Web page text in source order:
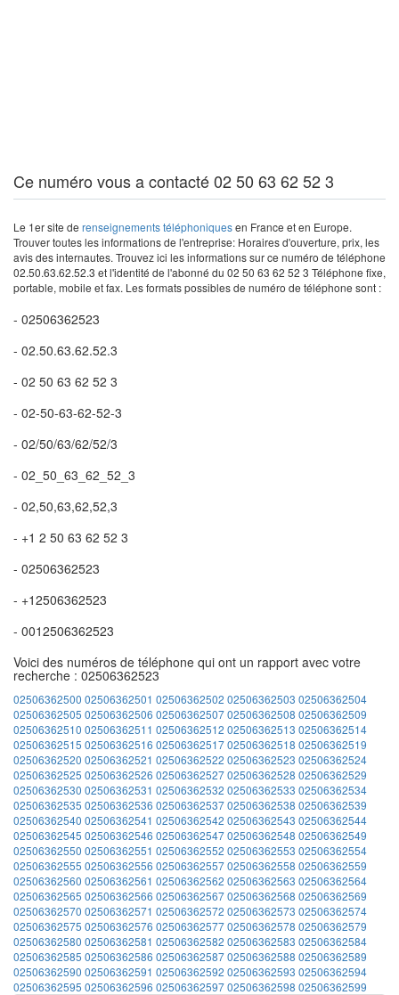
Ce numéro vous a contacté 02 50 63 62 52 3
Le 1er site de renseignements téléphoniquesen France et en Europe.
Trouver toutes les informations de l'entreprise: Horaires d'ouverture, prix, les
avis des internautes. Trouvez ici les informations sur ce numéro de téléphone
02.50.63.62.52.3 et l'identité de l'abonné du 02 50 63 62 52 3 Téléphone fixe,
portable, mobile et fax. Les formats possibles de numéro de téléphone sont :
- 02506362523
- 02.50.63.62.52.3
- 02 50 63 62 52 3
- 02-50-63-62-52-3
- 02/50/63/62/52/3
- 02_50_63_62_52_3
- 02,50,63,62,52,3
- +1 2 50 63 62 52 3
- 02506362523
- +12506362523
- 0012506362523
Voici des numéros de téléphone qui ont un rapport avec votre
recherche : 02506362523
02506362500 02506362501 02506362502 02506362503 02506362504
02506362505 02506362506 0250636250702506362508 02506362509
02506362510 02506362511 02506362512 02506362513 02506362514
02506362515 02506362516 0250636251702506362518 02506362519
02506362520 02506362521 02506362522 02506362523 02506362524
02506362525 02506362526 0250636252702506362528 02506362529
02506362530 02506362531 02506362532 02506362533 02506362534
02506362535 02506362536 0250636253702506362538 02506362539
02506362540 02506362541 02506362542 02506362543 02506362544
02506362545 02506362546 0250636254702506362548 02506362549
02506362550 02506362551 02506362552 02506362553 02506362554
02506362555 02506362556 0250636255702506362558 02506362559
02506362560 02506362561 02506362562 02506362563 02506362564
02506362565 02506362566 0250636256702506362568 02506362569
02506362570 02506362571 02506362572 02506362573 02506362574
02506362575 02506362576 0250636257702506362578 02506362579
02506362580 02506362581 02506362582 02506362583 02506362584
02506362585 02506362586 0250636258702506362588 02506362589
02506362590 02506362591 02506362592 02506362593 02506362594
02506362595 02506362596 0250636259702506362598 02506362599